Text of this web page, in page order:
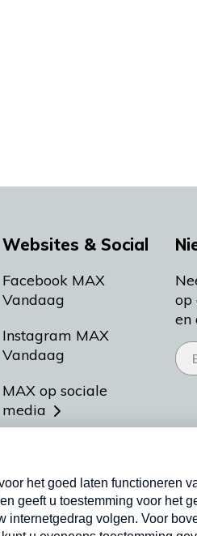
Websites & Social
Facebook MAX
Vandaag
Instagram MAX
Vandaag
MAX op sociale
media
Meldpunt Actueel
Heel Holland Bakt
op
en
Neem hier